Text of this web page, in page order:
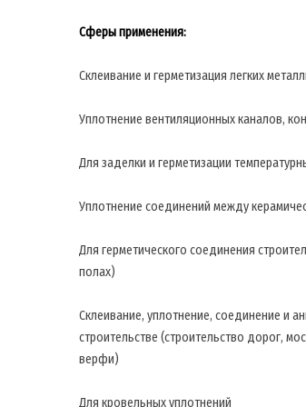
Сферы применения:
Склеивание и герметизация легких
Уплотнение вентиляционных каналов,
Для заделки и герметизации
Уплотнение соединений между
Для герметического соединения
полах)
Склеивание, уплотнение, соединение и
строительстве (строительство дорог,
верфи)
Для кровельных уплотнений